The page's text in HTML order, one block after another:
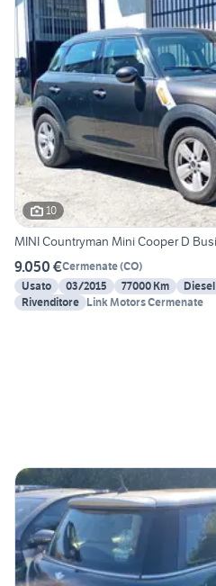
10
MINI Countryman Mini Cooper D
9.050 €Cermenate(CO)
Usato
03/2015 77000 Km Diesel
Rivenditore Link Motors Cermenate